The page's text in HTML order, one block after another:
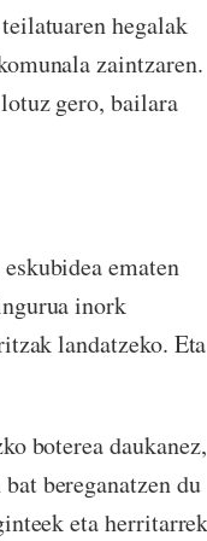
hegalak
zaintzaren.
gero, bailara
ematen
inork
landatzeko. Eta
boterea daukanez,
bereganatzen du
eta herritarrek